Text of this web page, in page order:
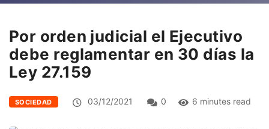
Por orden judicial el Ejecutivo
debe reglamentar en 30 días la
Ley 27.159
SOCIEDAD 03/12/2021 0 6 minutes read